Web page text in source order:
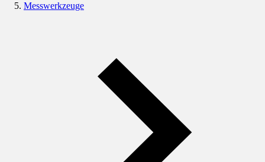
Messwerkzeuge